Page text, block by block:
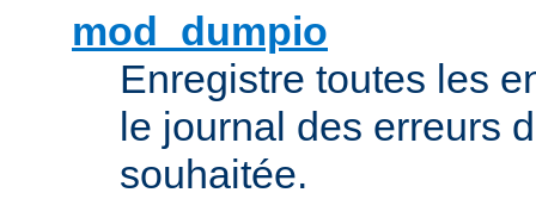
mod_dumpio
Enregistre toutes les
le journal des erreurs
souhaitée.